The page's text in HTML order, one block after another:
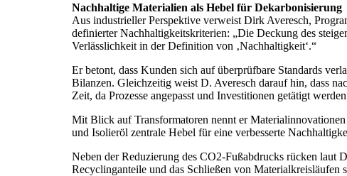
Nachhaltige Materialien als Hebel für Dekarbonisierung
Aus industrieller Perspektive verweist Dirk Averesch,
definierter Nachhaltigkeitskriterien: „Die Deckung des
Verlässlichkeit in der Definition von ‚Nachhaltigkeit‘.“
Er betont, dass Kunden sich auf überprüfbare Standards
Bilanzen. Gleichzeitig weist D. Averesch darauf hin, dass
Zeit, da Prozesse angepasst und Investitionen getätigt
Mit Blick auf Transformatoren nennt er
und Isolieröl zentrale Hebel für eine verbesserte
Neben der Reduzierung des CO2-Fußabdrucks rücken laut
Recyclinganteile und das Schließen von Materialkreisläufen